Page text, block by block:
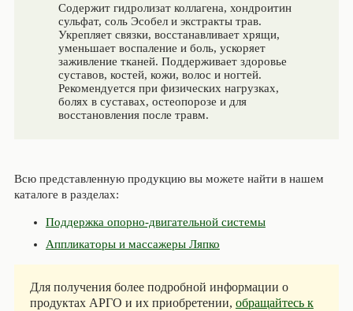
Содержит гидролизат коллагена, хондроитин
сульфат, соль Эсобел и экстракты трав.
Укрепляет связки, восстанавливает хрящи,
уменьшает воспаление и боль, ускоряет
заживление тканей. Поддерживает здоровье
суставов, костей, кожи, волос и ногтей.
Рекомендуется при физических нагрузках,
болях в суставах, остеопорозе и для
восстановления после травм.
Всю представленную продукцию вы можете найти в нашем
каталоге в разделах:
Поддержка опорно-двигательной системы
Аппликаторы и массажеры Ляпко
Для получения более подробной информации о
продуктах АРГО и их приобретении, обращайтесь к